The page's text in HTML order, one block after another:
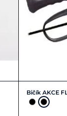
Bičík AKCE